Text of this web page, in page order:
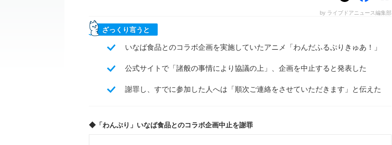
by ライブドアニュース編集部
ざっくり言うと
いなば食品とのコラボ企画を実施していたアニメ「わんだふるぷりきゅあ！」
公式サイトで「諸般の事情により協議の上」、企画を中止すると発表した
謝罪し、すでに参加した人へは「順次ご連絡をさせていただきます」と伝えた
◆「わんぷり」いなば食品とのコラボ企画中止を謝罪